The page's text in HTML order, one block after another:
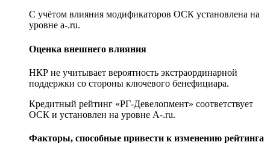
С учётом влияния модификаторов ОСК установлена на
уровне a-.ru.
Оценка внешнего влияния
НКР не учитывает вероятность экстраординарной
поддержки со стороны ключевого бенефициара.
Кредитный рейтинг «РГ-Девелопмент» соответствует
ОСК и установлен на уровне A-.ru.
Факторы, способные привести к изменению рейтинга